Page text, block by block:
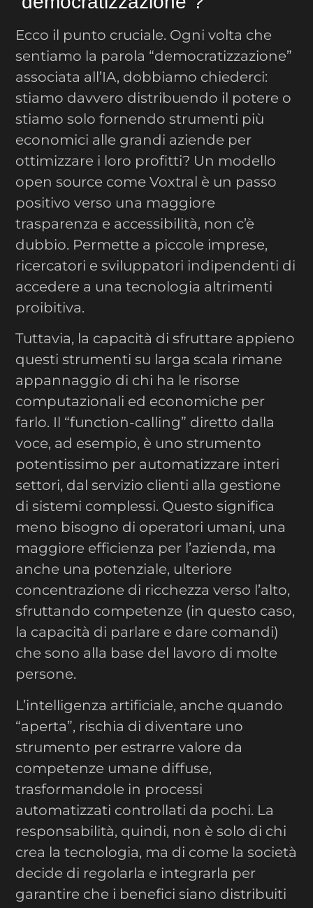
Ecco il punto cruciale. Ogni volta che
sentiamo la parola “democratizzazione”
associata all’IA, dobbiamo chiederci:
stiamo davvero distribuendo il potere o
stiamo solo fornendo strumenti più
economici alle grandi aziende per
ottimizzare i loro profitti? Un modello
open source come Voxtral è un passo
positivo verso una maggiore
trasparenza e accessibilità, non c’è
dubbio. Permette a piccole imprese,
ricercatori e sviluppatori indipendenti di
accedere a una tecnologia altrimenti
proibitiva.
Tuttavia, la capacità di sfruttare appieno
questi strumenti su larga scala rimane
appannaggio di chi ha le risorse
computazionali ed economiche per
farlo. Il “function-calling” diretto dalla
voce, ad esempio, è uno strumento
potentissimo per automatizzare interi
settori, dal servizio clienti alla gestione
di sistemi complessi. Questo significa
meno bisogno di operatori umani, una
maggiore efficienza per l’azienda, ma
anche una potenziale, ulteriore
concentrazione di ricchezza verso l’alto,
sfruttando competenze (in questo caso,
la capacità di parlare e dare comandi)
che sono alla base del lavoro di molte
persone.
L’intelligenza artificiale, anche quando
“aperta”, rischia di diventare uno
strumento per estrarre valore da
competenze umane diffuse,
trasformandole in processi
automatizzati controllati da pochi. La
responsabilità, quindi, non è solo di chi
crea la tecnologia, ma di come la società
decide di regolarla e integrarla per
garantire che i benefici siano distribuiti